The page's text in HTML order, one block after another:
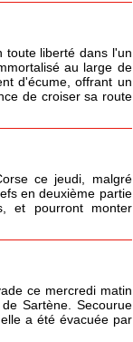
toute liberté dans l'un
au large de
d'écume, offrant un
de croiser sa route
ce jeudi, malgré
en deuxième partie
et pourront monter
ce mercredi matin
Sartène. Secourue
a été évacuée par